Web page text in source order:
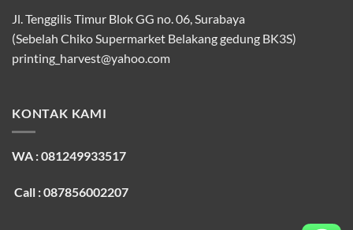
Jl. Tenggilis Timur Blok GG no. 06, Surabaya
(Sebelah Chiko Supermarket Belakang gedung BK3S)
printing_harvest@yahoo.com
KONTAK KAMI
WA : 081249933517
Call : 087856002207